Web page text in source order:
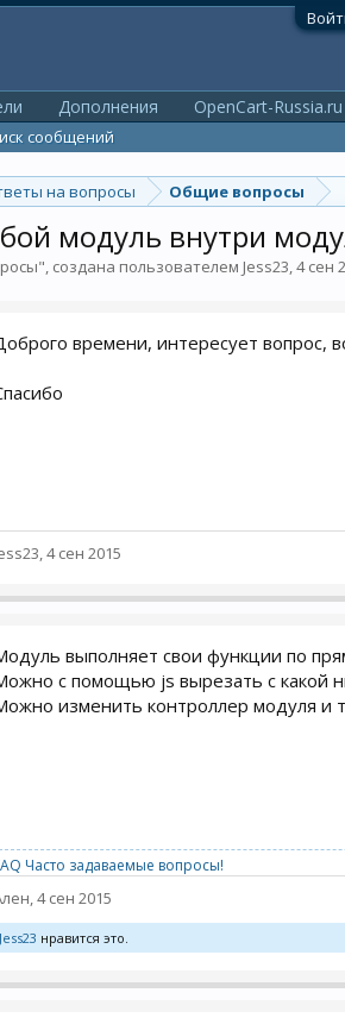
на вопросы Общие вопросы
модуль внутри
", создана пользователем Jess23,4 сен
времени, интересует вопрос,
,4 сен 2015
выполняет свои функции по
с помощью js вырезать с какой
изменить контроллер модуля и
Часто задаваемые вопросы!
,4 сен 2015
Jess23 нравится это.
сообщений
Дополнения OpenCart-Russia.ru